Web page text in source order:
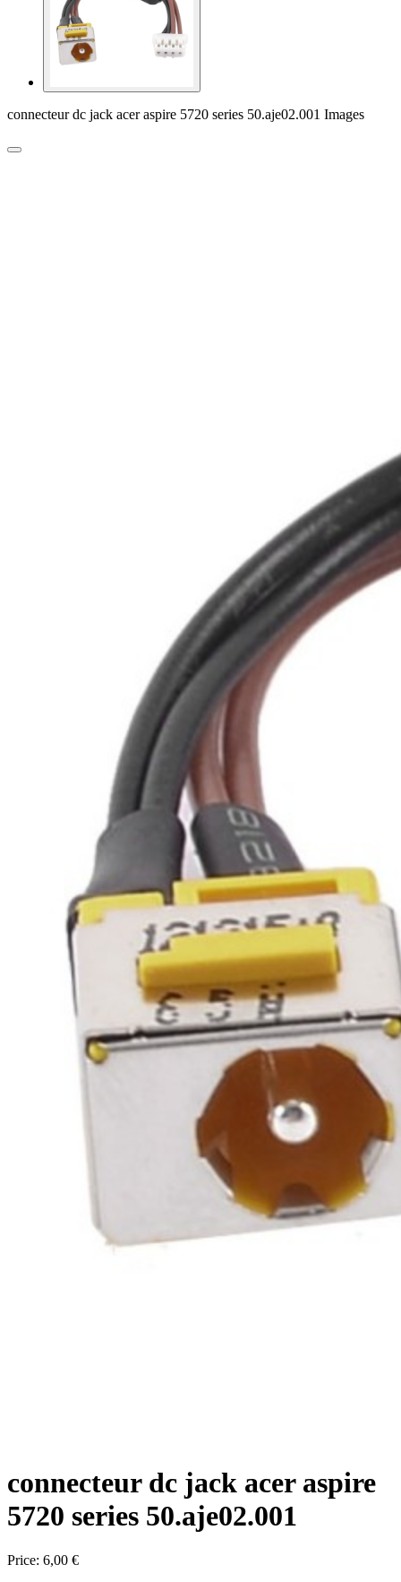
connecteur dc jack acer aspire 5720 series 50.aje02.001 Images
connecteur dc jack acer aspire
5720 series 50.aje02.001
Price: 6,00 €